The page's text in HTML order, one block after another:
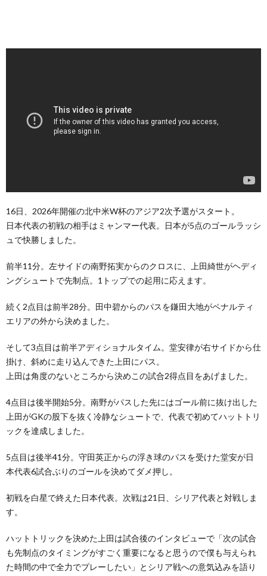
16日、2026年開催の北中米W杯のアジア2次予選がスタート。
日本代表の初戦の相手はミャンマー代表。日本が5点のゴールラッシ
ュで快勝しました。
前半11分。左サイドの南野拓実からのクロスに、上田綺世がヘディ
ングシュートで先制点。1トップでの起用に応えます。
続く2点目は前半28分。田中碧からのパスを鎌田大地がペナルティ
エリアの外から決めました。
そして3点目は前半アディショナルタイム。堂安律が右サイドから仕
掛け、斜めに走り込んできた上田にパス。
上田は角度のないところから決めこの試合2得点目をあげました。
4点目は後半開始5分。南野がパスした先にはゴール前に抜け出した
上田がGKの股下を抜く冷静なシュートで、代表で初めてハットトリ
ックを達成しました。
5点目は後半41分。守田英正からの浮き球のパスを受けた堂安が日
本代表6試合ぶりのゴールを決めてダメ押し。
初戦を白星で終えた日本代表。次戦は21日、シリア代表と対戦しま
す。
ハットトリックを決めた上田は試合後のインタビューで「次の試合
も先制点のタイミングがすごく重要になると思うので僕も与えられ
た時間の中で全力でプレーしたい」とシリア戦への意気込みを語り